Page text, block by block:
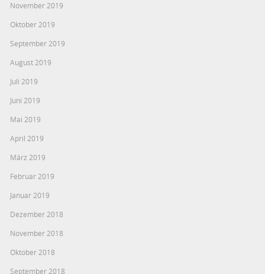
November 2019
Oktober 2019
September 2019
August 2019
Juli 2019
Juni 2019
Mai 2019
April 2019
März 2019
Februar 2019
Januar 2019
Dezember 2018
November 2018
Oktober 2018
September 2018